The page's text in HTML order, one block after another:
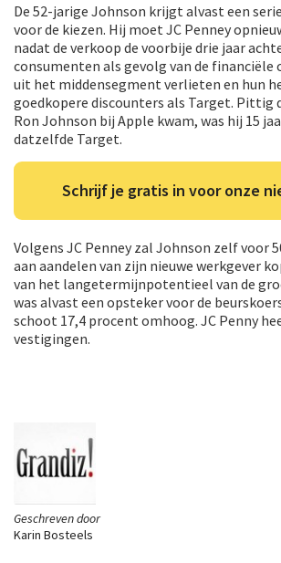
Geschreven door
Karin Bosteels
De 52-jarige Johnson krijgt alvast een
voor de kiezen. Hij moet JC Penney
nadat de verkoop de voorbije drie jaar
consumenten als gevolg van de financiële
uit het middensegment verlieten en hun
goedkopere discounters als Target. Pittig
Ron Johnson bij Apple kwam, was hij 15
datzelfde Target.
Schrijf je gratis in voor onze
Volgens JC Penney zal Johnson zelf voor
aan aandelen van zijn nieuwe werkgever
van het langetermijnpotentieel van de
was alvast een opsteker voor de
schoot 17,4 procent omhoog. JC Penny
vestigingen.